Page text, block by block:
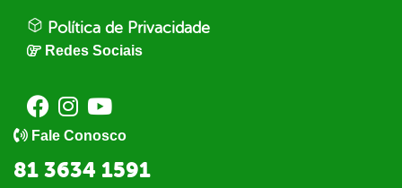
Política de Privacidade
Redes Sociais
Fale Conosco
81 3634 1591